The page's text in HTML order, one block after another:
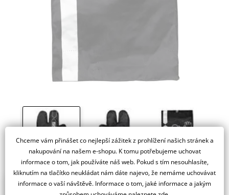
Chceme vám přinášet co nejlepší zážitek z prohlížení našich stránek a
nakupování na našem e-shopu. K tomu potřebujeme uchovat
informace o tom, jak používáte náš web. Pokud s tím nesouhlasíte,
kliknutím na tlačítko neukládat nám dáte najevo, že nemáme uchovávat
informace o vaší návštěvě. Informace o tom, jaké informace a jakým